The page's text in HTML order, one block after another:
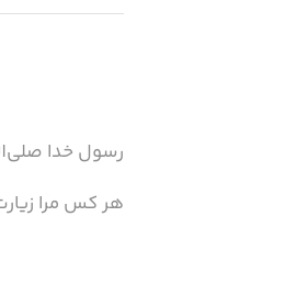
رسول خدا
هر کس مرا